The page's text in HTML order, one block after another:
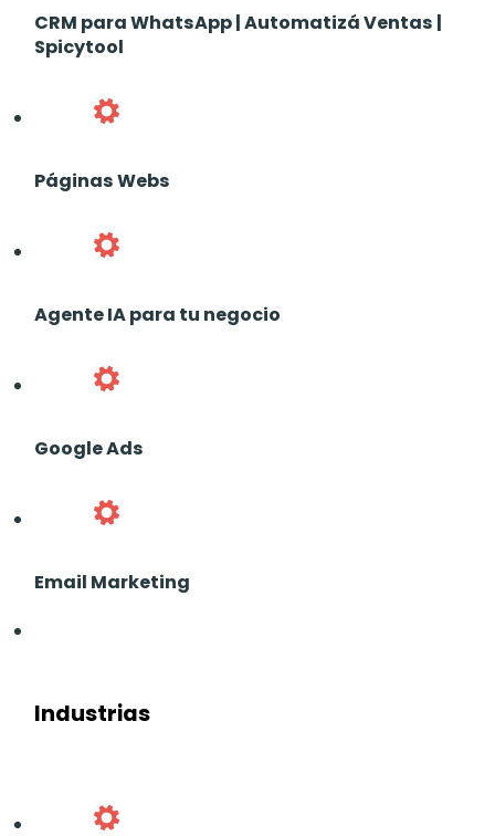
CRM para WhatsApp | Automatizá Ventas |
Spicytool
Páginas Webs
Agente IA para tu negocio
Google Ads
Email Marketing
Industrias